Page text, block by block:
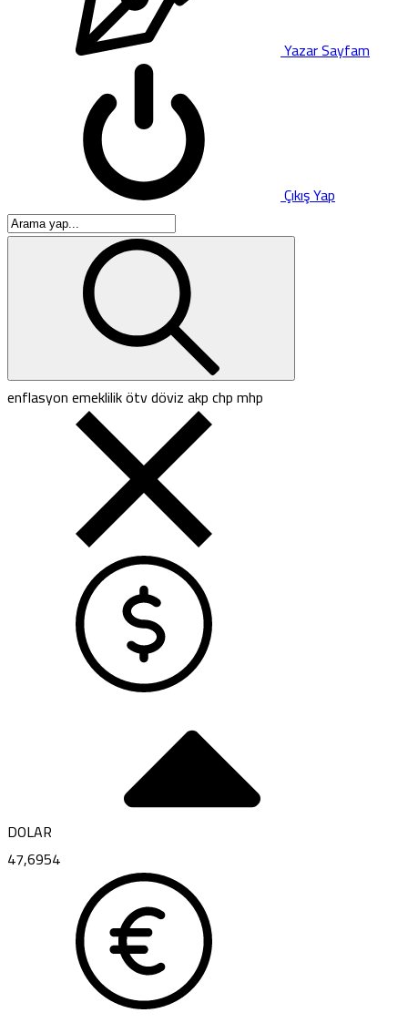
Yazar Sayfam
Çıkış Yap
enflasyonemeklilikötvdövizakpchpmhp
DOLAR
47,6954